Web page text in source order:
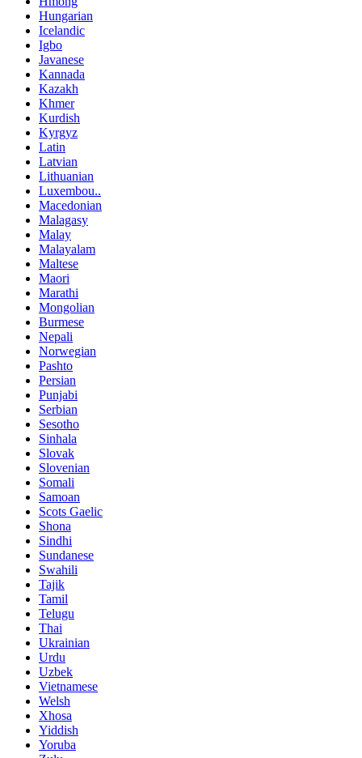
Hungarian
Icelandic
Igbo
Javanese
Kannada
Kazakh
Khmer
Kurdish
Kyrgyz
Latin
Latvian
Lithuanian
Luxembou..
Macedonian
Malagasy
Malay
Malayalam
Maltese
Maori
Marathi
Mongolian
Burmese
Nepali
Norwegian
Pashto
Persian
Punjabi
Serbian
Sesotho
Sinhala
Slovak
Slovenian
Somali
Samoan
Scots Gaelic
Shona
Sindhi
Sundanese
Swahili
Tajik
Tamil
Telugu
Thai
Ukrainian
Urdu
Uzbek
Vietnamese
Welsh
Xhosa
Yiddish
Yoruba